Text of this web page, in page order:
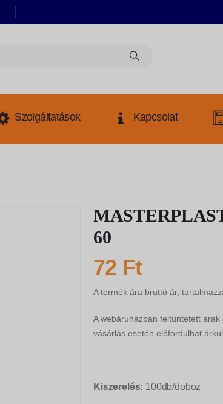
Szolgáltatások Kapcsolat
60
72 Ft
A termék ára bruttó ár,
A webáruházban feltüntetett
vásárlás esetén előfordulhat
Kiszerelés: 100db/doboz